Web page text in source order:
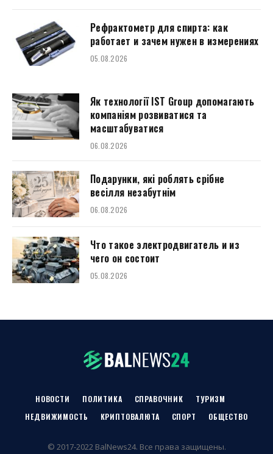
Рефрактометр для спирта: как
работает и зачем нужен в измерениях
05.08.2026
Як технології IST Group допомагають
компаніям розвиватися та
масштабуватися
06.08.2026
Подарунки, які роблять срібне
весілля незабутнім
06.08.2026
Что такое электродвигатель и из
чего он состоит
05.08.2026
НОВОСТИ ПОЛИТИКА СПРАВОЧНИК
ТУРИЗМ
НЕДВИЖИМОСТЬ
КРИПТОВАЛЮТА СПОРТ ОБЩЕСТВО
© 2017-2022 BalNews24. Все права защищены.